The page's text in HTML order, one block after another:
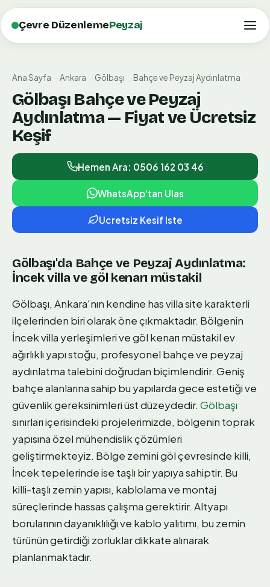
Çevre DüzenlemePeyzaj
Ana Sayfa Ankara Gölbaşı Bahçe ve Peyzaj Aydınlatma
Gölbaşı Bahçe ve Peyzaj
Aydınlatma — Fiyat ve Ücretsiz
Keşif
Hemen Ara: 0506 162 03 46
WhatsApp'tan Ulas
Ucretsiz Kesif Iste
Gölbaşı'da Bahçe ve Peyzaj Aydınlatma:
İncek villa ve göl kenarı müstakil
Gölbaşı, Ankara'nın kendine has villa site karakterli
ilçelerinden biri olarak öne çıkmaktadır. Bölgenin
İncek villa yerleşimleri ve göl kenarı müstakil ev
ağırlıklı yapı stoğu, profesyonel bahçe ve peyzaj
aydınlatma talebini doğrudan biçimlendirir. Geniş
bahçe alanlarına sahip bu yapılarda gece estetiği ve
güvenlik gereksinimleri üst düzeydedir. Gölbaşı
sınırları içerisindeki projelerimizde, bölgenin toprak
yapısına özel mühendislik çözümleri
geliştirmekteyiz. Bölge zemini göl çevresinde killi,
İncek tepelerinde ise taşlı bir yapıya sahiptir. Bu
killi-taşlı zemin yapısı, kablolama ve montaj
süreçlerinde hassas çalışma gerektirir. Altyapı
borularının dayanıklılığı ve kablo yalıtımı, bu zemin
türünün getirdiği zorluklar dikkate alınarak
planlanmaktadır.